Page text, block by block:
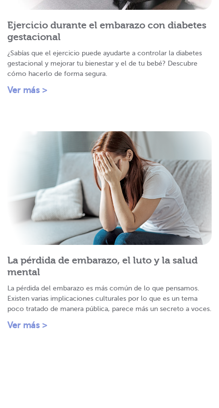
Ejercicio durante el embarazo con diabetes
gestacional
¿Sabías que el ejercicio puede ayudarte a controlar la diabetes
gestacional y mejorar tu bienestar y el de tu bebé? Descubre
cómo hacerlo de forma segura.
Ver más >
La pérdida de embarazo, el luto y la salud
mental
La pérdida del embarazo es más común de lo que pensamos.
Existen varias implicaciones culturales por lo que es un tema
poco tratado de manera pública, parece más un secreto a voces.
Ver más >